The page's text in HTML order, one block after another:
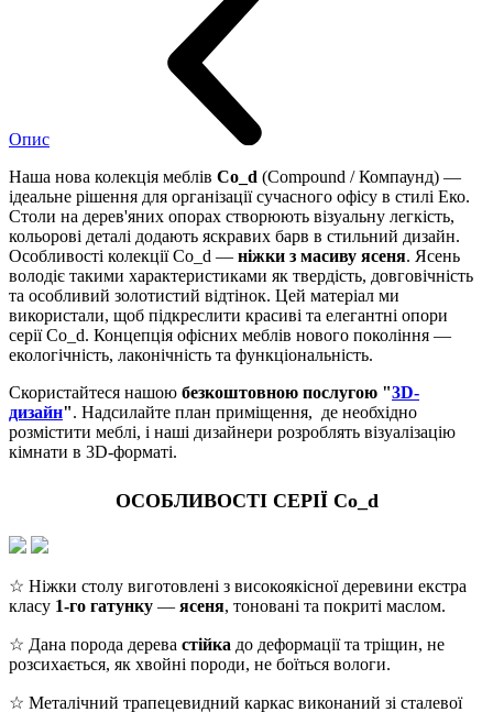
Опис
Наша нова колекція меблів Co_d (Compound / Компаунд) —
ідеальне рішення для організації сучасного офісу в стилі Еко.
Столи на дерев'яних опорах створюють візуальну легкість,
кольорові деталі додають яскравих барв в стильний дизайн.
Особливості колекції Co_d — ніжки з масиву ясеня. Ясень
володіє такими характеристиками як твердість, довговічність
та особливий золотистий відтінок. Цей матеріал ми
використали, щоб підкреслити красиві та елегантні опори
серії Co_d. Концепція офісних меблів нового покоління —
екологічність, лаконічність та функціональність.
Скористайтеся нашою безкоштовною послугою "3D-
дизайн". Надсилайте план приміщення, де необхідно
розмістити меблі, і наші дизайнери розроблять візуалізацію
кімнати в 3D-форматі.
ОСОБЛИВОСТІ СЕРІЇ Co_d
☆ Ніжки столу виготовлені з високоякісної деревини екстра
класу 1-го гатунку — ясеня, тоновані та покриті маслом.
☆ Дана порода дерева стійка до деформації та тріщин, не
розсихається, як хвойні породи, не боїться вологи.
☆ Металічний трапецевидний каркас виконаний зі сталевої